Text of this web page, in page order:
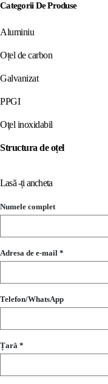
Categorii De Produse
Aluminiu
Oțel de carbon
Galvanizat
PPGI
Oţel inoxidabil
Structura de oțel
Lasă -ți ancheta
Numele complet
Adresa de e-mail *
Telefon/WhatsApp
Țară *